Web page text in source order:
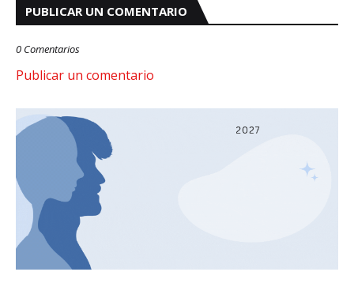
PUBLICAR UN COMENTARIO
0 Comentarios
Publicar un comentario